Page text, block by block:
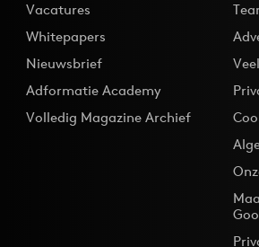
Vacatures
Whitepapers
Nieuwsbrief
Adformatie Academy
Volledig Magazine Archief